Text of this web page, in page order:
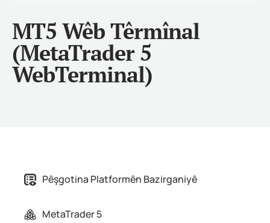
Promo
Şîrket
MT5 Wêb Têrmînal
(MetaTrader 5
WebTerminal)
Pêşgotina Platformên Bazirganiyê
MetaTrader 5